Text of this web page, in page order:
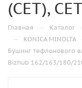
(CET),
Главная — Каталог
— KONICA MINOLTA
Бушинг тефлонового
Bizhub 162/163/180/